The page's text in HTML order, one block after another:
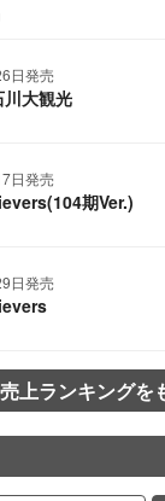
日発売
大観光
日発売
期Ver.)
日発売
上ランキングを